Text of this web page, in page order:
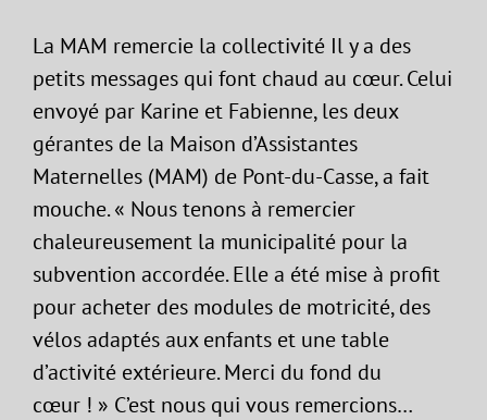
La MAM remercie la collectivité Il y a des
petits messages qui font chaud au cœur. Celui
envoyé par Karine et Fabienne, les deux
gérantes de la Maison d’Assistantes
Maternelles (MAM) de Pont-du-Casse, a fait
mouche. « Nous tenons à remercier
chaleureusement la municipalité pour la
subvention accordée. Elle a été mise à profit
pour acheter des modules de motricité, des
vélos adaptés aux enfants et une table
d’activité extérieure. Merci du fond du
cœur ! » C’est nous qui vous remercions…